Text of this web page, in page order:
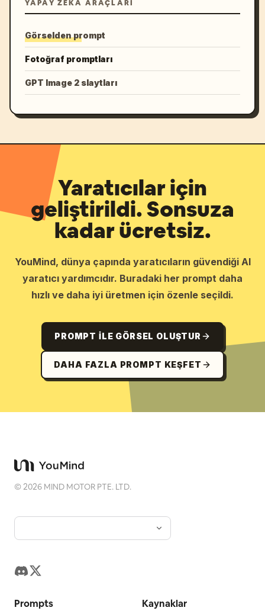
YAPAY ZEKA ARAÇLARI
Görselden prompt
Fotoğraf promptları
GPT Image 2 slaytları
Yaratıcılar için
geliştirildi. Sonsuza
kadar ücretsiz.
YouMind, dünya çapında yaratıcıların güvendiği AI
yaratıcı yardımcıdır. Buradaki her prompt daha
hızlı ve daha iyi üretmen için özenle seçildi.
PROMPT ILE GÖRSEL OLUŞTUR
DAHA FAZLA PROMPT KEŞFET
©2026 MIND MOTOR PTE. LTD.
Prompts Kaynaklar